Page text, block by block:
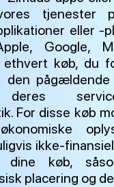
tjenester
eller -
Google,
ethvert køb, du
den
deres
For disse køb
ikke-
dine køb,
placering og